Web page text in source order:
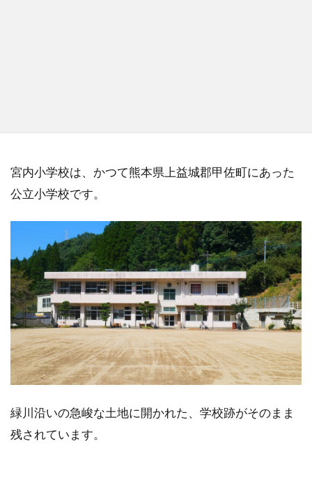
宮内小学校は、かつて熊本県上益城郡甲佐町にあった
公立小学校です。
緑川沿いの急峻な土地に開かれた、学校跡がそのまま
残されています。